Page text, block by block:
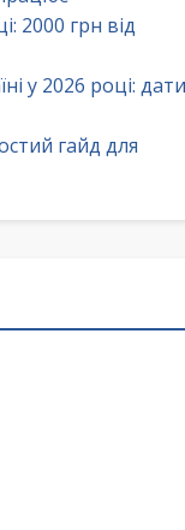
2000 грн від
у 2026 році: дати
гайд для